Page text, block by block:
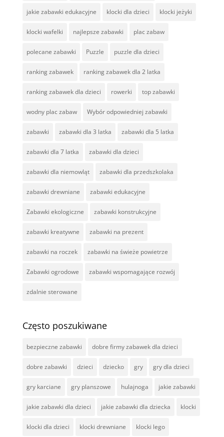
jakie zabawki edukacyjne klocki dla dzieci klocki jeżyki
klocki wafelki najlepsze zabawki plac zabaw
polecane zabawki Puzzle puzzle dla dzieci
ranking zabawek ranking zabawek dla 2 latka
ranking zabawek dla dzieci rowerki top zabawki
wodny plac zabaw Wybór odpowiedniej zabawki
zabawki zabawki dla 3 latka zabawki dla 5 latka
zabawki dla 7 latka zabawki dla dzieci
zabawki dla niemowląt zabawki dla przedszkolaka
zabawki drewniane zabawki edukacyjne
Zabawki ekologiczne zabawki konstrukcyjne
zabawki kreatywne zabawki na prezent
zabawki na roczek zabawki na świeże powietrze
Zabawki ogrodowe zabawki wspomagające rozwój
zdalnie sterowane
Często poszukiwane
bezpieczne zabawki dobre firmy zabawek dla dzieci
dobre zabawki dzieci dziecko gry gry dla dzieci
gry karciane gry planszowe hulajnoga jakie zabawki
jakie zabawki dla dzieci jakie zabawki dla dziecka klocki
klocki dla dzieci klocki drewniane klocki lego